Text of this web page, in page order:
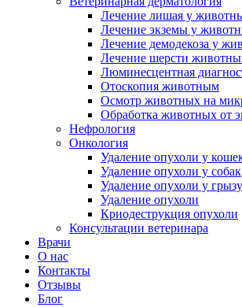
Лечение лишая у
Лечение экземы у
Лечение демодекоза у
Лечение шерсти
Люминесцентная
Отоскопия животным
Осмотр животных на
Обработка животных от
Нефрология
Онкология
Удаление опухоли у
Удаление опухоли у собак
Удаление опухоли у
Удаление опухоли
Криодеструкция опухоли
Консультации ветеринара
Врачи
О нас
Контакты
Отзывы
Блог